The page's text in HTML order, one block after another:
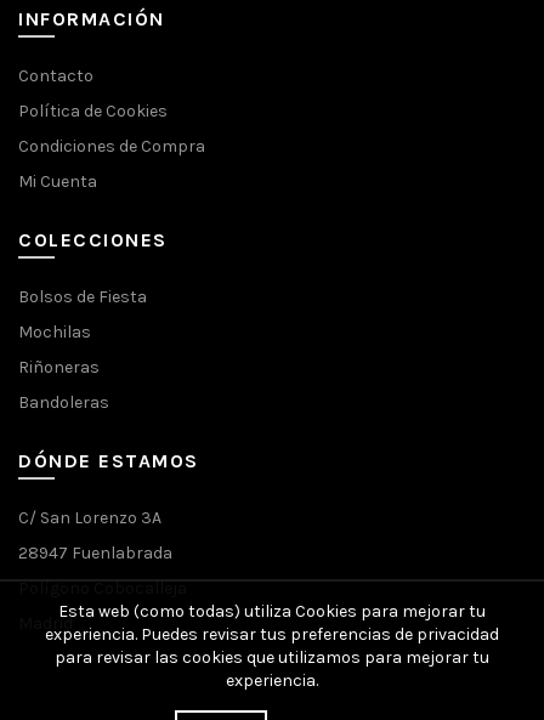
INFORMACIÓN
Contacto
Política de Cookies
Condiciones de Compra
Mi Cuenta
COLECCIONES
Bolsos de Fiesta
Mochilas
Riñoneras
Bandoleras
DÓNDE ESTAMOS
C/ San Lorenzo 3A
28947 Fuenlabrada
Polígono Cobocalleja
Madrid
Esta web (como todas) utiliza Cookies para mejorar tu
experiencia. Puedes revisar tus preferencias de privacidad
para revisar las cookies que utilizamos para mejorar tu
experiencia.